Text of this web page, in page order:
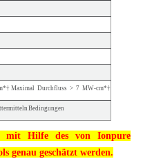
Maximal Durchfluss > 7 MW-cm*†
Bedingungen
mit Hilfe des von Ionpure
genau geschätzt werden.